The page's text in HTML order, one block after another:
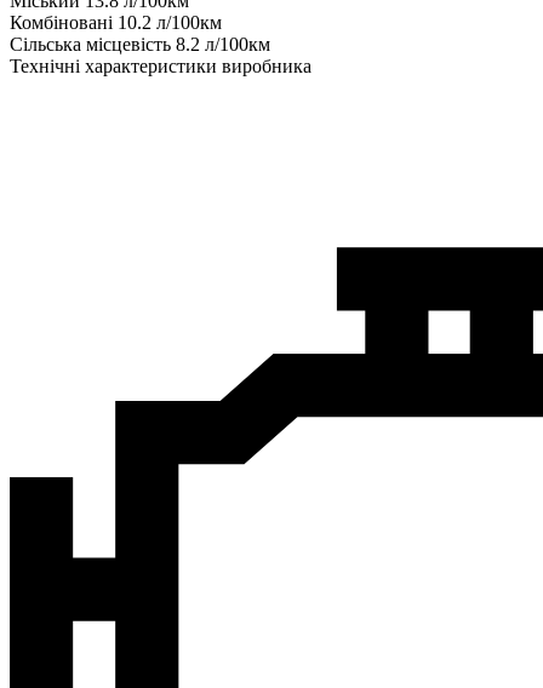
Комбіновані 10.2 л/100км
Сільська місцевість 8.2 л/100км
Технічні характеристики виробника